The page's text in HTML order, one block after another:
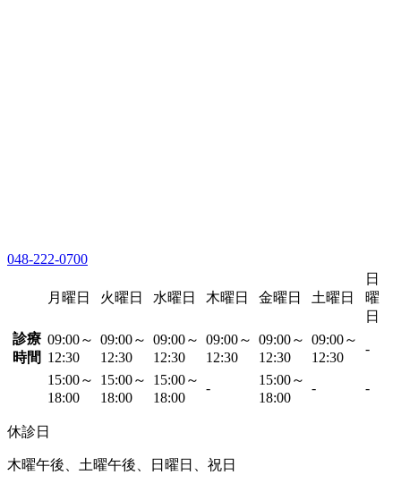
048-222-0700
月曜日 火曜日 水曜日 木曜日 金曜日 土曜日
日
曜
日
診療
時間
09:00～
12:30
09:00～
12:30
09:00～
12:30
09:00～
12:30
09:00～
12:30
09:00～
12:30
-
15:00～
18:00
15:00～
18:00
15:00～
18:00
-
15:00～
18:00
- -
休診日
木曜午後、土曜午後、日曜日、祝日